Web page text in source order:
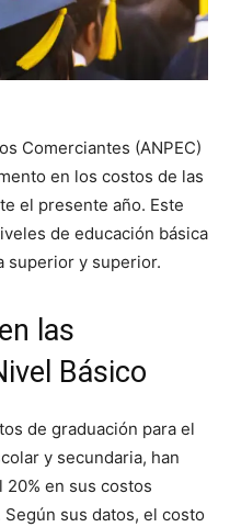
Comerciantes (ANPEC)
en los costos de las
el presente año. Este
de educación básica
superior y superior.
las
Básico
de graduación para el
y secundaria, han
en sus costos
sus datos, el costo